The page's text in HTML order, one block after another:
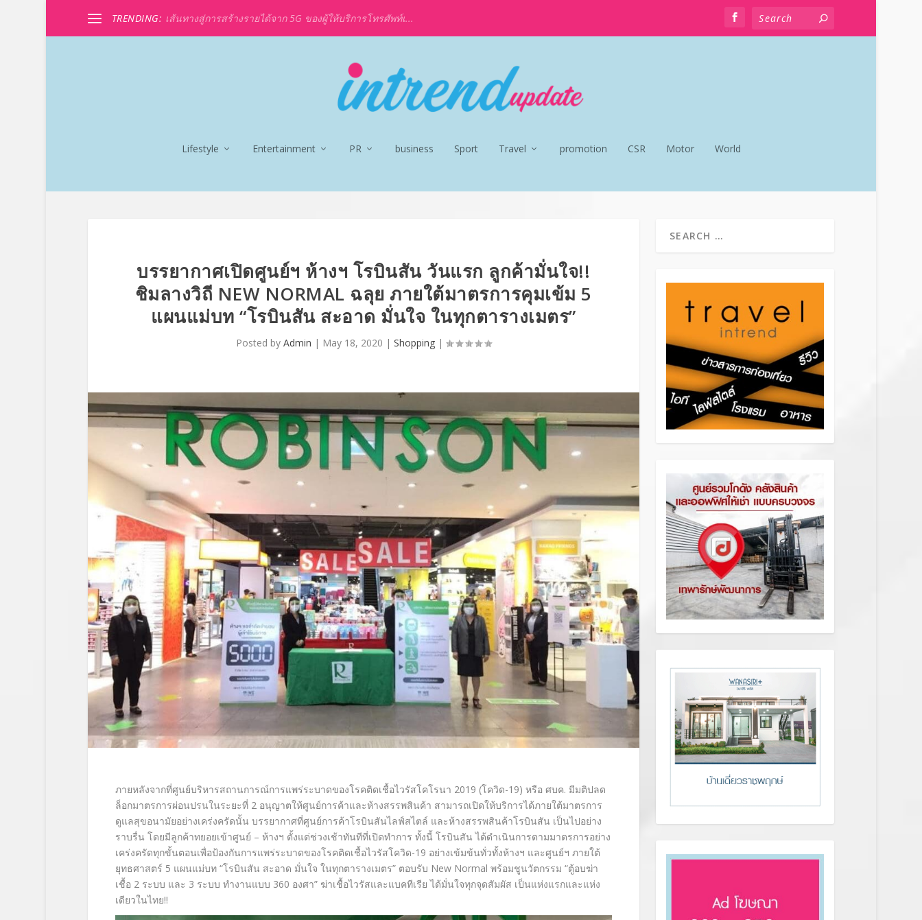
TRENDING: เส้นทางสู่การสร้างรายได้จาก 5G ของผู้ให้บริการโทรศัพท์เ...
Lifestyle Entertainment PR business Sport Travel promotion CSR Motor World
บรรยากาศเปิดศูนย์ฯ ห้างฯ โรบินสัน วันแรก ลูกค้ามั่นใจ!!
ชิมลางวิถี NEW NORMAL ฉลุย ภายใต้มาตรการคุมเข้ม 5
แผนแม่บท “โรบินสัน สะอาด มั่นใจ ในทุกตารางเมตร”
Posted by Admin | May 18, 2020 | Shopping|
ภายหลังจากที่ศูนย์บริหารสถานการณ์การแพร่ระบาดของโรคติดเชื้อไวรัสโคโรนา 2019 (โควิด-19) หรือ ศบค. มีมติปลด
ล็อกมาตรการผ่อนปรนในระยะที่ 2 อนุญาตให้ศูนย์การค้าและห้างสรรพสินค้า สามารถเปิดให้บริการได้ภายใต้มาตรการ
ดูแลสุขอนามัยอย่างเคร่งครัดนั้น บรรยากาศที่ศูนย์การค้าโรบินสันไลฟ์สไตล์ และห้างสรรพสินค้าโรบินสัน เป็นไปอย่าง
ราบรื่น โดยมีลูกค้าทยอยเข้าศูนย์ – ห้างฯ ตั้งแต่ช่วงเช้าทันทีที่เปิดทำการ ทั้งนี้ โรบินสัน ได้ดำเนินการตามมาตรการอย่าง
เคร่งครัดทุกขั้นตอนเพื่อป้องกันการแพร่ระบาดของโรคติดเชื้อไวรัสโควิด-19 อย่างเข้มข้นทั่วทั้งห้างฯ และศูนย์ฯ ภายใต้
ยุทธศาสตร์ 5 แผนแม่บท “โรบินสัน สะอาด มั่นใจ ในทุกตารางเมตร” ตอบรับ New Normal พร้อมชูนวัตกรรม “ตู้อบฆ่า
เชื้อ 2 ระบบ และ 3 ระบบ ทำงานแบบ 360 องศา” ฆ่าเชื้อไวรัสและแบคทีเรีย ได้มั่นใจทุกจุดสัมผัส เป็นแห่งแรกและแห่ง
เดียวในไทย!!